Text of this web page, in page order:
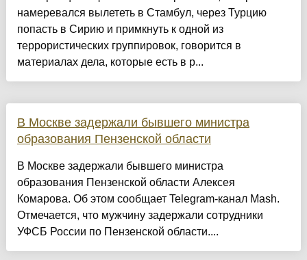
намеревался вылететь в Стамбул, через Турцию
попасть в Сирию и примкнуть к одной из
террористических группировок, говорится в
материалах дела, которые есть в р...
В Москве задержали бывшего министра
образования Пензенской области
В Москве задержали бывшего министра
образования Пензенской области Алексея
Комарова. Об этом сообщает Telegram-канал Mash.
Отмечается, что мужчину задержали сотрудники
УФСБ России по Пензенской области....